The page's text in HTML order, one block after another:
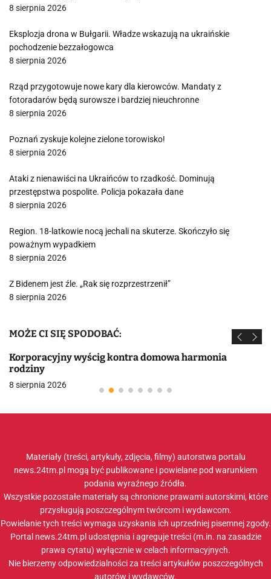
8 sierpnia 2026
Eksplozja drona w Bułgarii. Władze wskazują na ukraińskie
pochodzenie bezzałogowca
8 sierpnia 2026
Rząd przygotowuje nowe kary dla kierowców. Mandaty z
fotoradarów będą surowsze i bardziej nieuchronne
8 sierpnia 2026
Poznań zyskuje kolejne zielone torowisko!
8 sierpnia 2026
Ataki z nienawiści na Ukraińców to rzadkość. Dominują
przestępstwa pospolite. Policja pokazała dane
8 sierpnia 2026
Region. 18-latkowie nocą jechali na skuterze. Skończyło się
poważnym wypadkiem
8 sierpnia 2026
Z Bidenem jest źle. „Rak się rozprzestrzenił”
8 sierpnia 2026
MOŻE CI SIĘ SPODOBAĆ:
Korporacyjny wyścig kontra domowa harmonia
rodziny
8 sierpnia 2026
Materiały (treści, artykuły, zdjęcia, filmy) autorstwa portalu
news.24tm.pl mogą być publikowane i powielane pod warunkiem
podania wyraźnego źródła.
Wszystkie pozostałe materiały są chronione prawami autorskimi, które
przysługują poszczególnym twórcom i wydawcom.
Powielanie tych treści wymaga uzyskania ich uprzedniej pisemnej zgody.
Portal news.24tm.pl udostępnia i agreguje treści (m.in. na zasadzie
prawa cytatu) wyłącznie w celach informacyjnych.
Nie bierzemy odpowiedzialności za treści artykułów poszczególnych
autorów i wydawców.